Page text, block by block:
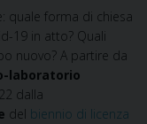
quale forma di chiesa
19 in atto? Quali
nuovo? A partire da
laboratorio
dalla
del biennio di licenza